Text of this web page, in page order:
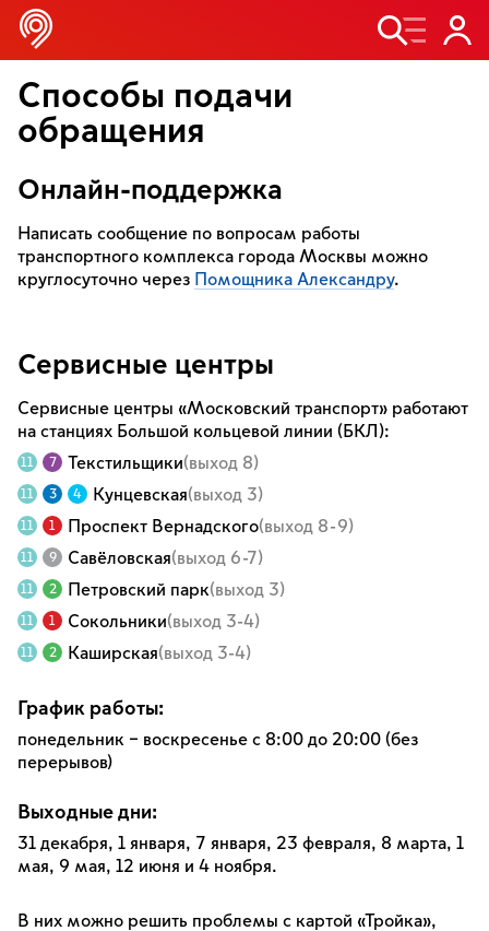
Способы подачи
обращения
Онлайн-поддержка
Написать сообщение по вопросам работы
транспортного комплекса города Москвы можно
круглосуточно через Помощника Александру.
Сервисные центры
Сервисные центры «Московский транспорт» работают
на станциях Большой кольцевой линии (БКЛ):
11 7 Текстильщики(выход 8)
11 3 4 Кунцевская(выход 3)
11 1 Проспект Вернадского(выход 8-9)
11 9 Савёловская(выход 6-7)
11 2 Петровский парк(выход 3)
11 1 Сокольники(выход 3-4)
11 2 Каширская(выход 3-4)
График работы:
понедельник – воскресенье с 8:00 до 20:00 (без
перерывов)
Выходные дни:
31 декабря, 1 января, 7 января, 23 февраля, 8 марта, 1
мая, 9 мая, 12 июня и 4 ноября.
В них можно решить проблемы с картой «Тройка»,